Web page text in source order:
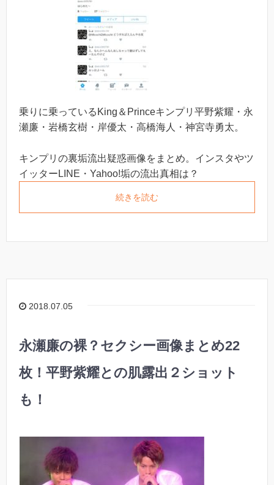
乗りに乗っているKing＆Princeキンプリ平野紫耀・永
瀬廉・岩橋玄樹・岸優太・高橋海人・神宮寺勇太。
キンプリの裏垢流出疑惑画像をまとめ。インスタやツ
イッターLINE・Yahoo!垢の流出真相は？
続きを読む
2018.07.05
永瀬廉の裸？セクシー画像まとめ22
枚！平野紫耀との肌露出２ショット
も！